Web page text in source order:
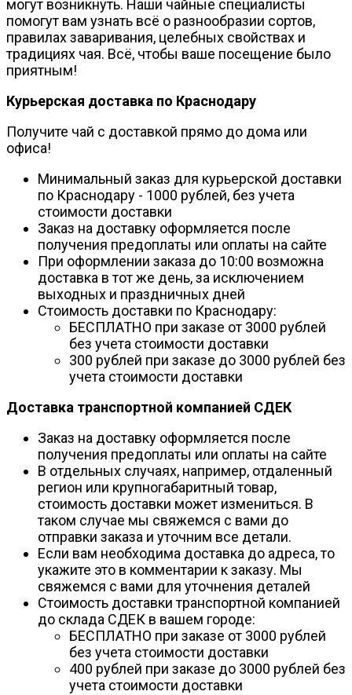
могут возникнуть. Наши чайные специалисты
помогут вам узнать всё о разнообразии сортов,
правилах заваривания, целебных свойствах и
традициях чая. Всё, чтобы ваше посещение было
приятным!
Курьерская доставка по Краснодару
Получите чай с доставкой прямо до дома или
офиса!
Минимальный заказ для курьерской доставки
по Краснодару - 1000 рублей, без учета
стоимости доставки
Заказ на доставку оформляется после
получения предоплаты или оплаты на сайте
При оформлении заказа до 10:00 возможна
доставка в тот же день, за исключением
выходных и праздничных дней
Стоимость доставки по Краснодару:
БЕСПЛАТНО при заказе от 3000 рублей
без учета стоимости доставки
300 рублей при заказе до 3000 рублей без
учета стоимости доставки
Доставка транспортной компанией СДЕК
Заказ на доставку оформляется после
получения предоплаты или оплаты на сайте
В отдельных случаях, например, отдаленный
регион или крупногабаритный товар,
стоимость доставки может измениться. В
таком случае мы свяжемся с вами до
отправки заказа и уточним все детали.
Если вам необходима доставка до адреса, то
укажите это в комментарии к заказу. Мы
свяжемся с вами для уточнения деталей
Стоимость доставки транспортной компанией
до склада СДЕК в вашем городе:
БЕСПЛАТНО при заказе от 3000 рублей
без учета стоимости доставки
400 рублей при заказе до 3000 рублей без
учета стоимости доставки